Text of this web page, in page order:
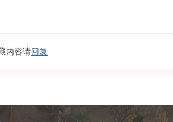
内容请回复